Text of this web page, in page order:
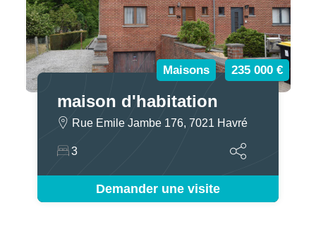
Maisons 235 000 €
maison d'habitation
Rue Emile Jambe 176, 7021 Havré
3
Demander une visite